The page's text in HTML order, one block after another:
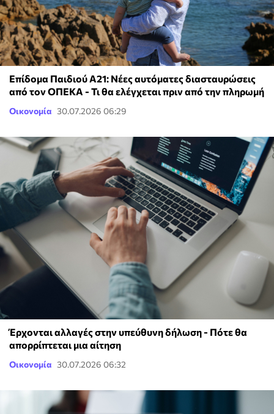
Επίδομα Παιδιού Α21: Νέες αυτόματες διασταυρώσεις
από τον ΟΠΕΚΑ - Τι θα ελέγχεται πριν από την πληρωμή
Οικονομία 30.07.2026 06:29
Έρχονται αλλαγές στην υπεύθυνη δήλωση - Πότε θα
απορρίπτεται μια αίτηση
Οικονομία 30.07.2026 06:32